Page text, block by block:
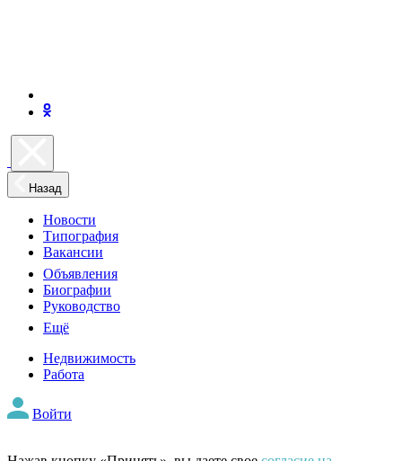
Назад
Новости
Типография
Вакансии
Объявления
Биографии
Руководство
Ещё
Недвижимость
Работа
Войти